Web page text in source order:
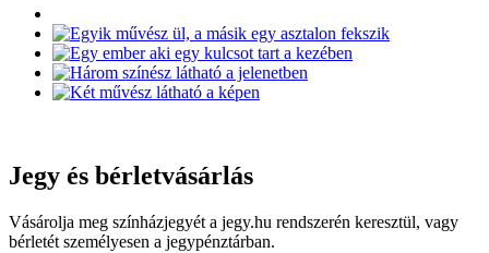
Jegy és bérletvásárlás
Vásárolja meg színházjegyét a jegy.hu rendszerén keresztül, vagy
bérletét személyesen a jegypénztárban.